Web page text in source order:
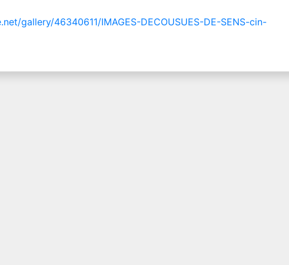
gallery/46340611/IMAGES-DECOUSUES-DE-SENS-cin-